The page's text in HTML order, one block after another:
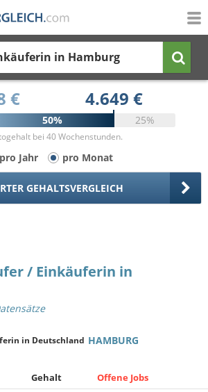
in Hamburg
€ 4.649 €
50% 25%
bei 40 Wochenstunden.
pro Jahr pro Monat
GEHALTSVERGLEICH
/ Einkäuferin in
in Deutschland HAMBURG
Gehalt Offene Jobs